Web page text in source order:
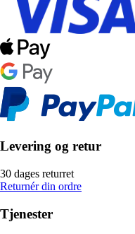
Levering og retur
30 dages returret
Returnér din ordre
Tjenester